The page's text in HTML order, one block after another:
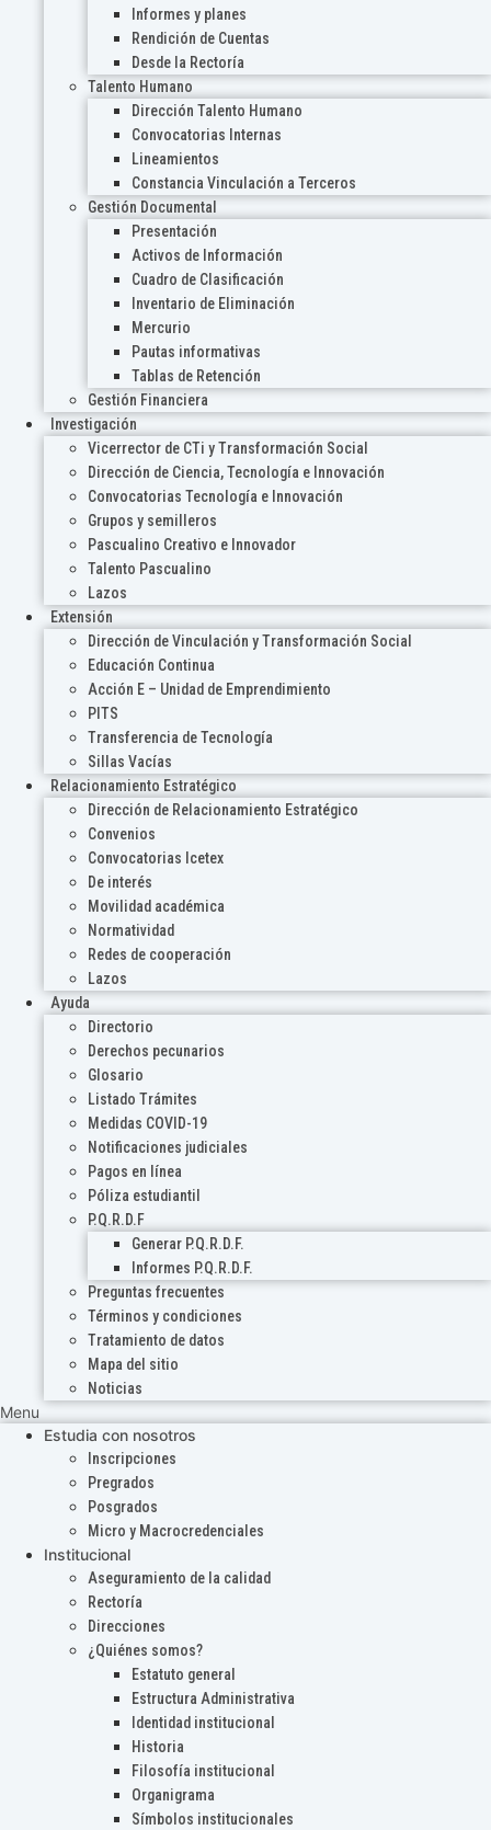
Informes y planes
Rendición de Cuentas
Desde la Rectoría
Talento Humano
Dirección Talento Humano
Convocatorias Internas
Lineamientos
Constancia Vinculación a Terceros
Gestión Documental
Presentación
Activos de Información
Cuadro de Clasificación
Inventario de Eliminación
Mercurio
Pautas informativas
Tablas de Retención
Gestión Financiera
Investigación
Vicerrector de CTi y Transformación Social
Dirección de Ciencia, Tecnología e Innovación
Convocatorias Tecnología e Innovación
Grupos y semilleros
Pascualino Creativo e Innovador
Talento Pascualino
Lazos
Extensión
Dirección de Vinculación y Transformación Social
Educación Continua
Acción E – Unidad de Emprendimiento
PITS
Transferencia de Tecnología
Sillas Vacías
Relacionamiento Estratégico
Dirección de Relacionamiento Estratégico
Convenios
Convocatorias Icetex
De interés
Movilidad académica
Normatividad
Redes de cooperación
Lazos
Ayuda
Directorio
Derechos pecunarios
Glosario
Listado Trámites
Medidas COVID-19
Notificaciones judiciales
Pagos en línea
Póliza estudiantil
P.Q.R.D.F
Generar P.Q.R.D.F.
Informes P.Q.R.D.F.
Preguntas frecuentes
Términos y condiciones
Tratamiento de datos
Mapa del sitio
Noticias
Menu
Estudia con nosotros
Inscripciones
Pregrados
Posgrados
Micro y Macrocredenciales
Institucional
Aseguramiento de la calidad
Rectoría
Direcciones
¿Quiénes somos?
Estatuto general
Estructura Administrativa
Identidad institucional
Historia
Filosofía institucional
Organigrama
Símbolos institucionales